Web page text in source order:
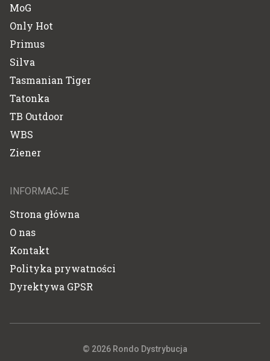
MoG
Only Hot
Primus
Silva
Tasmanian Tiger
Tatonka
TB Outdoor
WBS
Ziener
INFORMACJE
Strona główna
O nas
Kontakt
Polityka prywatności
Dyrektywa GPSR
© 2026 Rondo Dystrybucja